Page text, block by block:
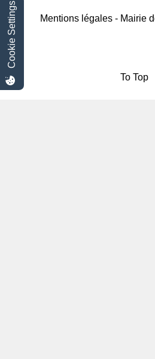
Mentions légales - Mairie
To Top
Cookie Settings